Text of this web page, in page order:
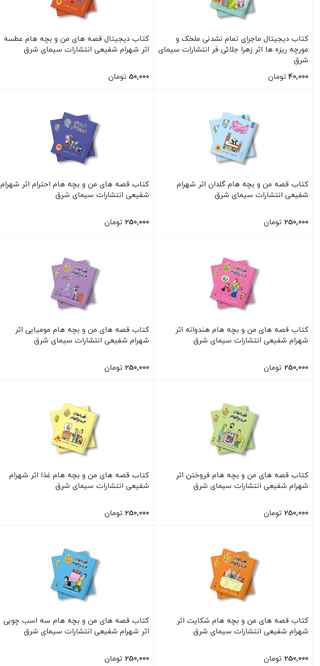
کتاب دیجیتال ماجرای تمام نشدنی ملخک و
مورچه ریزه ها اثر زهرا جلائی فر انتشارات سیمای
شرق
40,000 تومان
کتاب دیجیتال قصه های من و بچه هام عطسه
اثر شهرام شفیعی انتشارات سیمای شرق
50,000 تومان
کتاب قصه من و بچه هام گلدان اثر شهرام
شفیعی انتشارات سیمای شرق
250,000 تومان
کتاب قصه های من و بچه هام احترام اثر شهرام
شفیعی انتشارات سیمای شرق
250,000 تومان
کتاب قصه های من و بچه هام هندوانه اثر
شهرام شفیعی انتشارات سیمای شرق
250,000 تومان
کتاب قصه های من و بچه هام مومیایی اثر
شهرام شفیعی انتشارات سیمای شرق
250,000 تومان
کتاب قصه های من و بچه هام فروختن اثر
شهرام شفیعی انتشارات سیمای شرق
250,000 تومان
کتاب قصه های من و بچه هام غذا اثر شهرام
شفیعی انتشارات سیمای شرق
250,000 تومان
کتاب قصه های من و بچه هام شکایت اثر
شهرام شفیعی انتشارات سیمای شرق
250,000 تومان
کتاب قصه های من و بچه هام سه اسب چوبی
اثر شهرام شفیعی انتشارات سیمای شرق
250,000 تومان